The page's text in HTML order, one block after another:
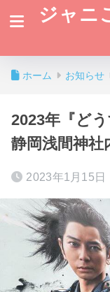
ジャニ
ホーム お知らせ
2023年『ど
静岡浅間神社
2023年1月15日